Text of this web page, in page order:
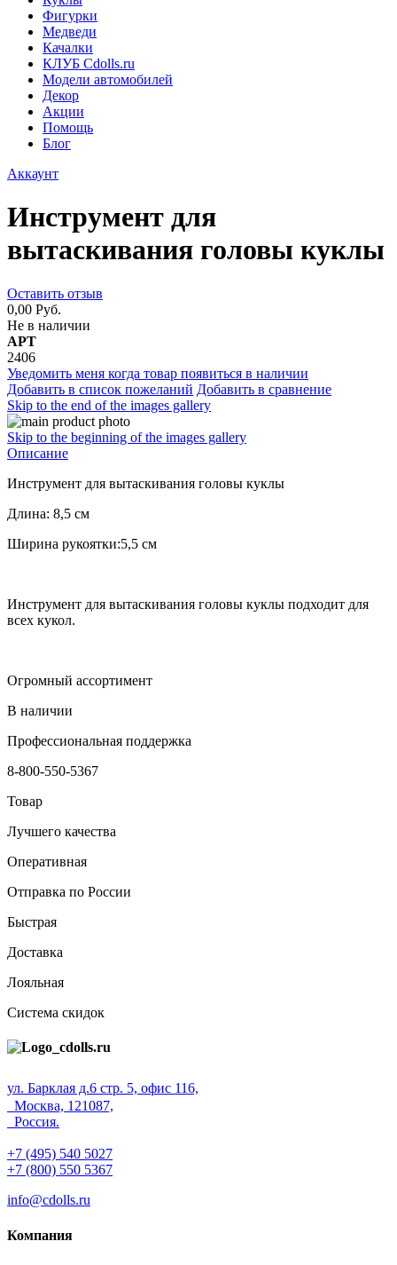
Фигурки
Медведи
Качалки
КЛУБ Cdolls.ru
Модели автомобилей
Декор
Акции
Помощь
Блог
Аккаунт
Инструмент для
вытаскивания головы куклы
Оставить отзыв
0,00 Руб.
Не в наличии
АРТ
2406
Уведомить меня когда товар появиться в наличии
Добавить в список пожеланий Добавить в сравнение
Skip to the end of the images gallery
Skip to the beginning of the images gallery
Описание
Инструмент для вытаскивания головы куклы
Длина: 8,5 см
Ширина рукоятки:5,5 см
Инструмент для вытаскивания головы куклы подходит для
всех кукол.
Огромный ассортимент
В наличии
Профессиональная поддержка
8-800-550-5367
Товар
Лучшего качества
Оперативная
Отправка по России
Быстрая
Доставка
Лояльная
Система скидок
ул. Барклая д.6 стр. 5, офис 116,
Москва, 121087,
Россия.
+7 (495) 540 5027
+7 (800) 550 5367
info@cdolls.ru
Компания